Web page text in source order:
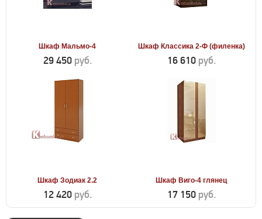
Шкаф Мальмо-4
29 450 руб.
Шкаф Классика 2-Ф (филенка)
16 610 руб.
Шкаф Зодиак 2.2
12 420 руб.
Шкаф Виго-4 глянец
17 150 руб.